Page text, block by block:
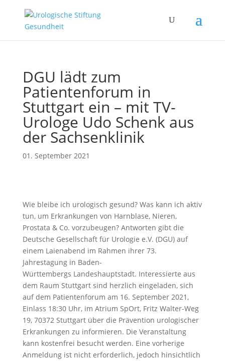
DGU lädt zum
Patientenforum in
Stuttgart ein – mit TV-
Urologe Udo Schenk aus
der Sachsenklinik
01. September 2021
Wie bleibe ich urologisch gesund? Was kann ich aktiv
tun, um Erkrankungen von Harnblase, Nieren,
Prostata & Co. vorzubeugen? Antworten gibt die
Deutsche Gesellschaft für Urologie e.V. (DGU) auf
einem Laienabend im Rahmen ihrer 73.
Jahrestagung in Baden-
Württembergs Landeshauptstadt. Interessierte aus
dem Raum Stuttgart sind herzlich eingeladen, sich
auf dem Patientenforum am 16. September 2021,
Einlass 18:30 Uhr, im Atrium SpOrt, Fritz Walter-Weg
19, 70372 Stuttgart über die Prävention urologischer
Erkrankungen zu informieren. Die Veranstaltung
kann kostenfrei besucht werden. Eine vorherige
Anmeldung ist nicht erforderlich, jedoch hinsichtlich